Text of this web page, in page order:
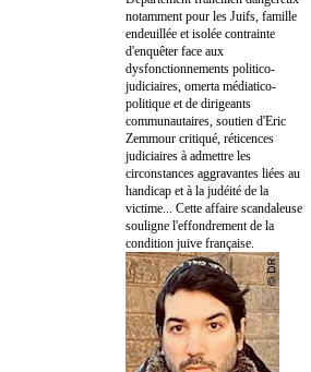
notamment pour les Juifs, famille
endeuillée et isolée contrainte
d'enquêter face aux
dysfonctionnements politico-
judiciaires, omerta médiatico-
politique et de dirigeants
communautaires, soutien d'Eric
Zemmour critiqué, réticences
judiciaires à admettre les
circonstances aggravantes liées au
handicap et à la judéité de la
victime... Cette affaire scandaleuse
souligne l'effondrement de la
condition juive française.